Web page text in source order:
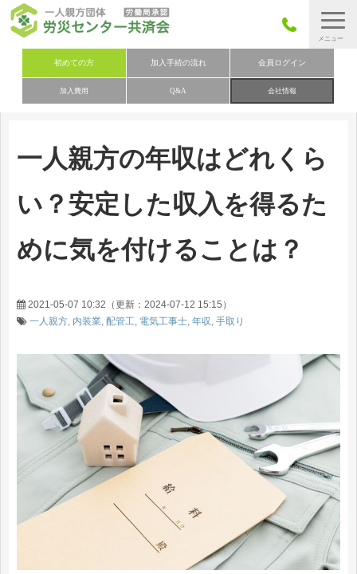
初めての方 加入手続の流れ 会員ログイン
加入費用 Q&A 会社情報
労災保険とは
労災保険の取りまとめ
加入費用
会社概要
お問い合わせ
一人親方の年収はどれくら
い？安定した収入を得るた
めに気を付けることは？
2021-05-07 10:32 （更新： 2024-07-12 15:15 ）
一人親方 内装業 配管工 電気工事士 年収 手取り